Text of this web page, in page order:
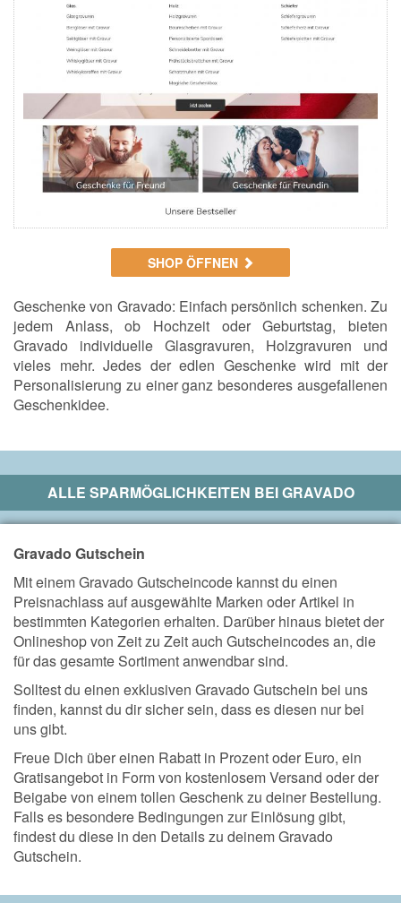
SHOP ÖFFNEN
Geschenke von Gravado: Einfach persönlich schenken. Zu
jedem Anlass, ob Hochzeit oder Geburtstag, bieten
Gravado individuelle Glasgravuren, Holzgravuren und
vieles mehr. Jedes der edlen Geschenke wird mit der
Personalisierung zu einer ganz besonderes ausgefallenen
Geschenkidee.
ALLE SPARMÖGLICHKEITEN BEIGRAVADO
Gravado Gutschein
Mit einem Gravado Gutscheincode kannst du einen
Preisnachlass auf ausgewählte Marken oder Artikel in
bestimmten Kategorien erhalten. Darüber hinaus bietet der
Onlineshop von Zeit zu Zeit auch Gutscheincodes an, die
für das gesamte Sortiment anwendbar sind.
Solltest du einen exklusiven Gravado Gutschein bei uns
finden, kannst du dir sicher sein, dass es diesen nur bei
uns gibt.
Freue Dich über einen Rabatt in Prozent oder Euro, ein
Gratisangebot in Form von kostenlosem Versand oder der
Beigabe von einem tollen Geschenk zu deiner Bestellung.
Falls es besondere Bedingungen zur Einlösung gibt,
findest du diese in den Details zu deinem Gravado
Gutschein.